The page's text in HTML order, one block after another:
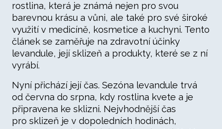
rostlina, která je známá nejen pro svou
barevnou krásu a vůni, ale také pro své široké
využití v medicíně, kosmetice a kuchyni. Tento
článek se zaměřuje na zdravotní účinky
levandule, její sklizeň a produkty, které se z ní
vyrábí.
Nyní přichází její čas. Sezóna levandule trvá
od června do srpna, kdy rostlina kvete a je
připravena ke sklizni. Nejvhodnější čas
pro sklizeň je v dopoledních hodinách,